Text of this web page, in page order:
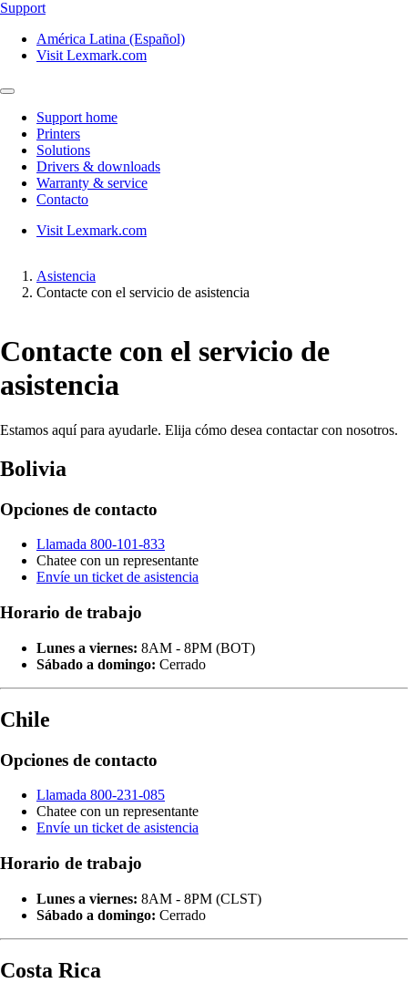
Support
América Latina (Español)
Visit Lexmark.com
Support home
Printers
Solutions
Drivers & downloads
Warranty & service
Contacto
Visit Lexmark.com
Asistencia
Contacte con el servicio de asistencia
Contacte con el servicio de
asistencia
Estamos aquí para ayudarle. Elija cómo desea contactar con nosotros.
Bolivia
Opciones de contacto
Llamada 800-101-833
Chatee con un representante
Envíe un ticket de asistencia
Horario de trabajo
Lunes a viernes: 8AM - 8PM (BOT)
Sábado a domingo: Cerrado
Chile
Opciones de contacto
Llamada 800-231-085
Chatee con un representante
Envíe un ticket de asistencia
Horario de trabajo
Lunes a viernes: 8AM - 8PM (CLST)
Sábado a domingo: Cerrado
Costa Rica